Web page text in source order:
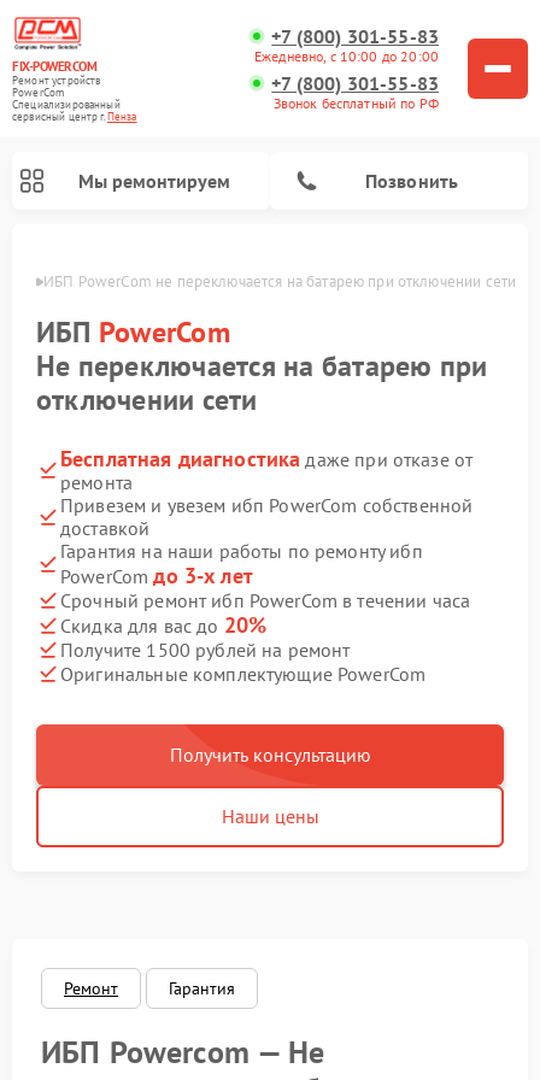
FIX-POWERCOM
Ремонт устройств
PowerCom
Специализированный
cервисный центр г.Пенза
+7 (800) 301-55-83
Ежедневно, с 10:00 до 20:00
+7 (800) 301-55-83
Звонок бесплатный по РФ
Мы ремонтируем Позвонить
ИБП PowerCom не переключается на батарею при отключении сети
ИБП PowerCom
Не переключается на батарею при
отключении сети
Бесплатная диагностика даже при отказе от
ремонта
Привезем и увезем ибп PowerCom собственной
доставкой
Гарантия на наши работы по ремонту ибп
PowerComдо 3-х лет
Срочный ремонт ибп PowerCom в течении часа
Скидка для вас до 20%
Получите 1500 рублей на ремонт
Оригинальные комплектующие PowerCom
Получить консультацию
Наши цены
Ремонт Гарантия
ИБП Powercom — Не